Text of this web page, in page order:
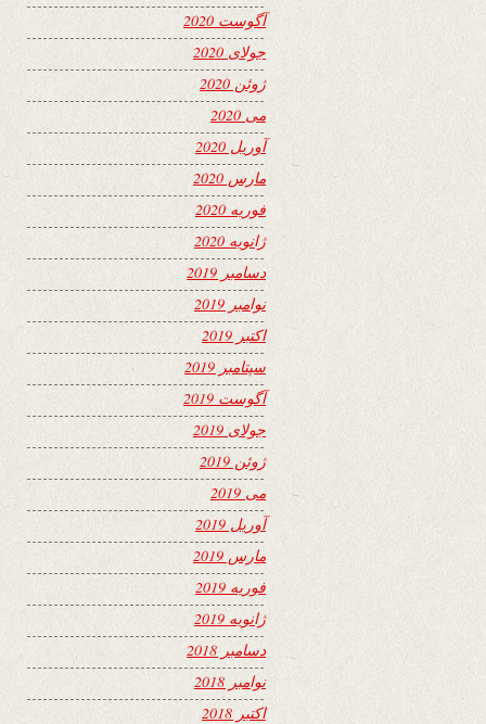
آگوست 2020
جولای 2020
ژوئن 2020
می 2020
آوریل 2020
مارس 2020
فوریه 2020
ژانویه 2020
دسامبر 2019
نوامبر 2019
اکتبر 2019
سپتامبر 2019
آگوست 2019
جولای 2019
ژوئن 2019
می 2019
آوریل 2019
مارس 2019
فوریه 2019
ژانویه 2019
دسامبر 2018
نوامبر 2018
اکتبر 2018